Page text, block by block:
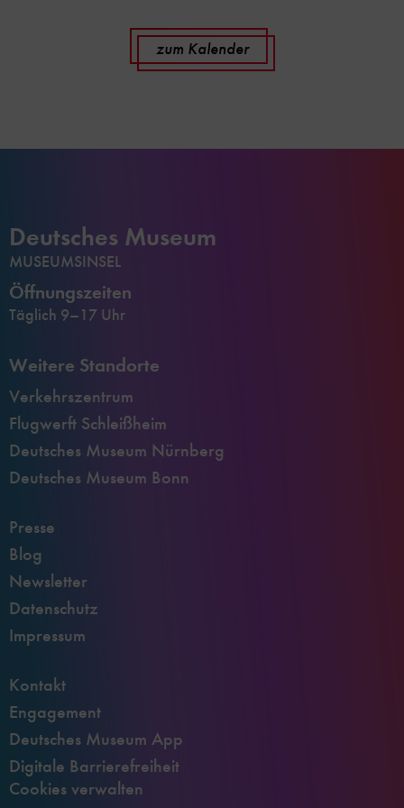
zum Kalender
Deutsches Museum
MUSEUMSINSEL
Öffnungszeiten
Täglich 9–17 Uhr
Weitere Standorte
Verkehrszentrum
Flugwerft Schleißheim
Deutsches Museum Nürnberg
Deutsches Museum Bonn
Presse
Blog
Newsletter
Datenschutz
Impressum
Kontakt
Engagement
Deutsches Museum App
Digitale Barrierefreiheit
Cookies verwalten